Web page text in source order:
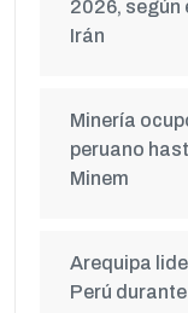
2026, según
Irán
Minería
peruano
Minem
Arequipa
Perú